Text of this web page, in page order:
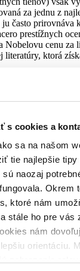
s cookies a
sa na našom
tie najlepšie
naozaj
Okrem
ktoré nám
stále ho pre vás
nám
orientáciu.
za jednu z
často prirovnáva
prestížnych
Nobelovu cenu za
literatúry, ktorá